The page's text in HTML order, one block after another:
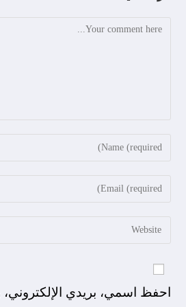
احفظ اسمي، بريدي الإلكتروني،